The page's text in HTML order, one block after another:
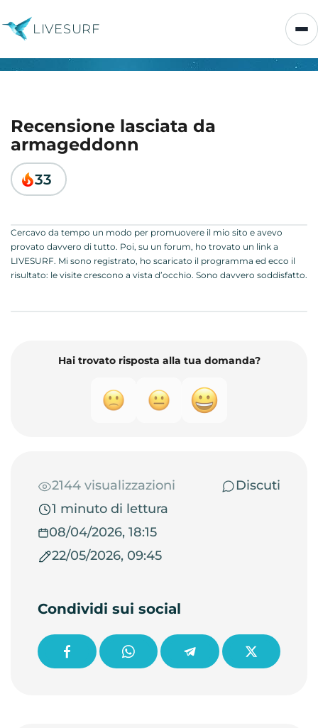
LIVESURF
Recensione lasciata da
armageddonn
33
Cercavo da tempo un modo per promuovere il mio sito e avevo
provato davvero di tutto. Poi, su un forum, ho trovato un link a
LIVESURF. Mi sono registrato, ho scaricato il programma ed ecco il
risultato: le visite crescono a vista d’occhio. Sono davvero soddisfatto.
Hai trovato risposta alla tua domanda?
2144 visualizzazioni
Discuti
1 minuto di lettura
08/04/2026, 18:15
22/05/2026, 09:45
Condividi sui social